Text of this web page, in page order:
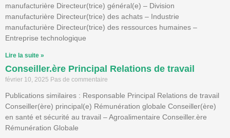
manufacturière Directeur(trice) général(e) – Division
manufacturière Directeur(trice) des achats – Industrie
manufacturière Directeur(trice) des ressources humaines –
Entreprise technologique
Lire la suite »
Conseiller.ère Principal Relations de travail
février 10, 2025 Pas de commentaire
Publications similaires : Responsable Principal Relations de travail
Conseiller(ère) principal(e) Rémunération globale Conseiller(ère)
en santé et sécurité au travail – Agroalimentaire Conseiller.ère
Rémunération Globale